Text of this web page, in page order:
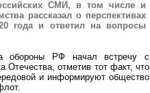
СМИ, в том числе и
рассказал о перспективах
года и ответил на вопросы
РФ начал встречу с
Отечества, отметив тот факт, что
и информируют общество